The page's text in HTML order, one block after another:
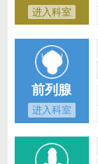
进入科室
前列腺
进入科室